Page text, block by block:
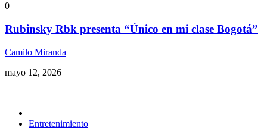
0
Rubinsky Rbk presenta “Único en mi clase Bogotá”
Camilo Miranda
mayo 12, 2026
Entretenimiento